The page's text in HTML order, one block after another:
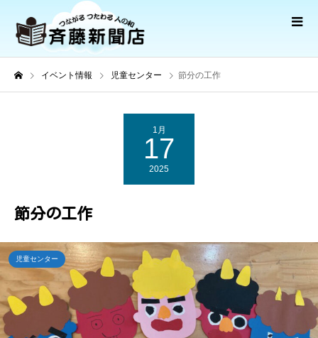
イベント情報 児童センター 節分の工作
1月
17
2025
節分の工作
児童センター